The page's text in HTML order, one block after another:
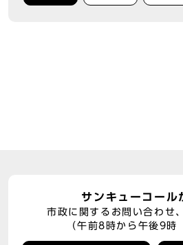
サンキューコール
市政に関するお問い合わせ
（午前8時から午後9時